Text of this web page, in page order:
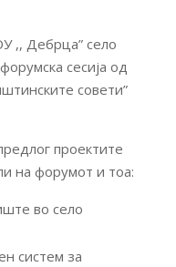
,, Дебрца” село
сесија од
совети”
проектите
на форумот и тоа:
во село
систем за